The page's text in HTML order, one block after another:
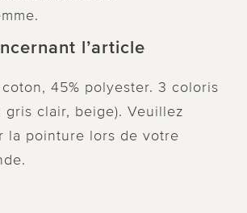
l’article
coton, 45% polyester. 3 coloris
gris clair, beige). Veuillez
la pointure lors de votre